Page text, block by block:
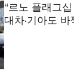
“르노 플래그
대차·기아도